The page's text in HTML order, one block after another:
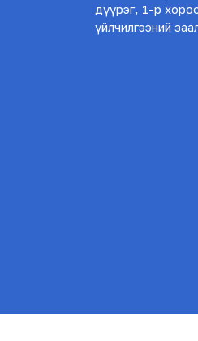
дүүрэг, 1-р
үйлчилгээний